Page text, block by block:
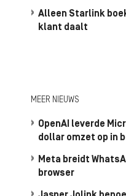
Alleen Starlink
klant daalt
MEER NIEUWS
OpenAI leverde
dollar omzet op in
Meta breidt
browser